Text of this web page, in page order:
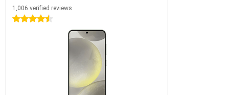
1,006 verified reviews
4.5 stars